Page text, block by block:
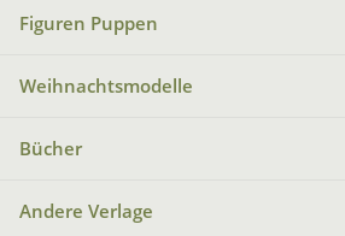
Figuren Puppen
Weihnachtsmodelle
Bücher
Andere Verlage